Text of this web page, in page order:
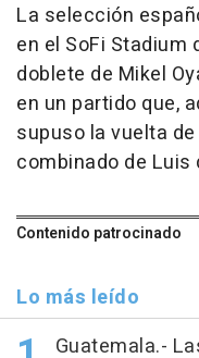
La selección
en el SoFi Stadium
doblete de Mikel
en un partido que,
supuso la vuelta
combinado de Luis
Contenido patrocinado
Lo más leído
Guatemala.-